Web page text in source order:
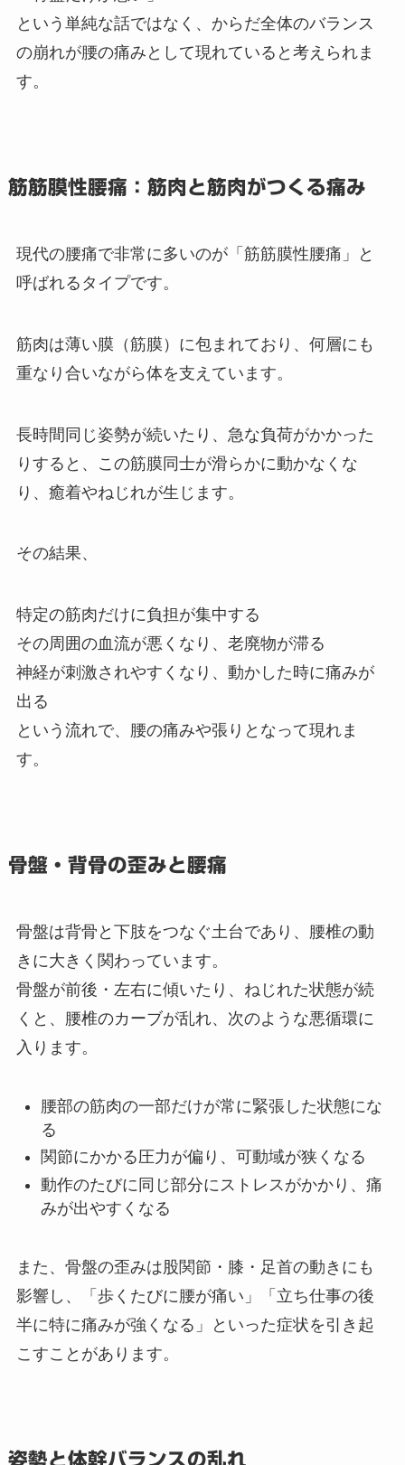
という単純な話ではなく、からだ全体のバランス
の崩れが腰の痛みとして現れていると考えられま
す。
筋筋膜性腰痛：筋肉と筋肉がつくる痛み
現代の腰痛で非常に多いのが「筋筋膜性腰痛」と
呼ばれるタイプです。
筋肉は薄い膜（筋膜）に包まれており、何層にも
重なり合いながら体を支えています。
長時間同じ姿勢が続いたり、急な負荷がかかった
りすると、この筋膜同士が滑らかに動かなくな
り、癒着やねじれが生じます。
その結果、
特定の筋肉だけに負担が集中する
その周囲の血流が悪くなり、老廃物が滞る
神経が刺激されやすくなり、動かした時に痛みが
出る
という流れで、腰の痛みや張りとなって現れま
す。
骨盤・背骨の歪みと腰痛
骨盤は背骨と下肢をつなぐ土台であり、腰椎の動
きに大きく関わっています。
骨盤が前後・左右に傾いたり、ねじれた状態が続
くと、腰椎のカーブが乱れ、次のような悪循環に
入ります。
腰部の筋肉の一部だけが常に緊張した状態にな
る
関節にかかる圧力が偏り、可動域が狭くなる
動作のたびに同じ部分にストレスがかかり、痛
みが出やすくなる
また、骨盤の歪みは股関節・膝・足首の動きにも
影響し、「歩くたびに腰が痛い」「立ち仕事の後
半に特に痛みが強くなる」といった症状を引き起
こすことがあります。
姿勢と体幹バランスの乱れ